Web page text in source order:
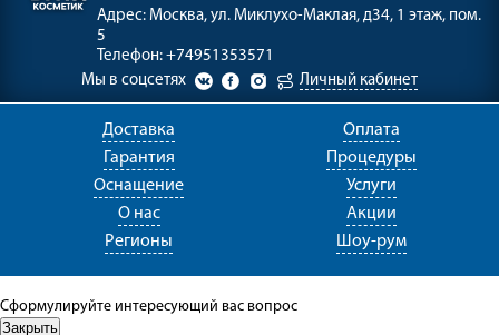
Адрес: Москва, ул. Миклухо-Маклая, д34, 1 этаж, пом.
5
Телефон: +74951353571
Мы в соцсетях
Личный кабинет
Доставка
Оплата
Гарантия
Процедуры
Оснащение
Услуги
О нас
Акции
Регионы
Шоу-рум
Сформулируйте интересующий вас вопрос